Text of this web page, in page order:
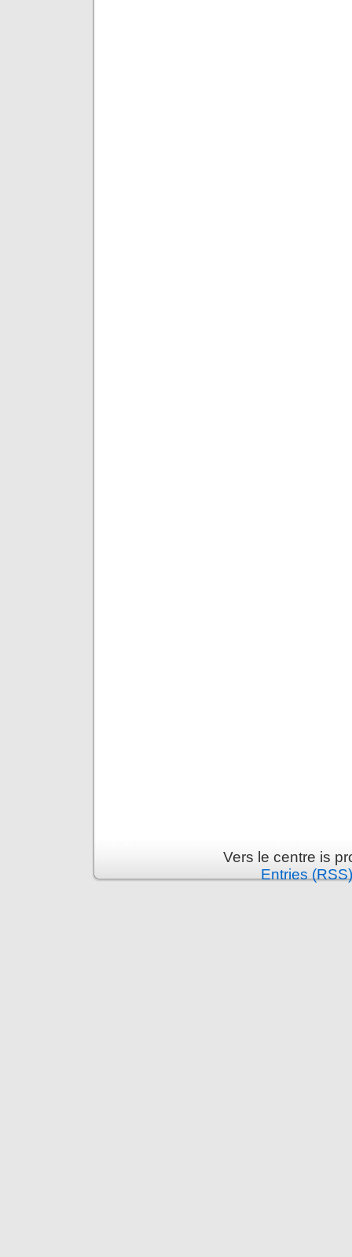
Vers le centre is
Entries (RSS)